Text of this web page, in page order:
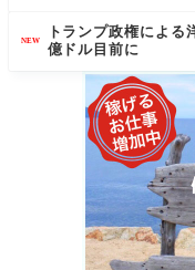
NEW
トランプ政権によ
億ドル目前に